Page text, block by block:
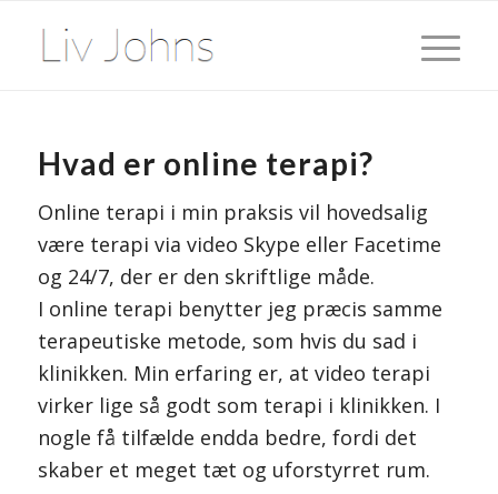
Hvad er online terapi?
Online terapi i min praksis vil hovedsalig
være terapi via video Skype eller Facetime
og 24/7, der er den skriftlige måde.
I online terapi benytter jeg præcis samme
terapeutiske metode, som hvis du sad i
klinikken. Min erfaring er, at video terapi
virker lige så godt som terapi i klinikken. I
nogle få tilfælde endda bedre, fordi det
skaber et meget tæt og uforstyrret rum.